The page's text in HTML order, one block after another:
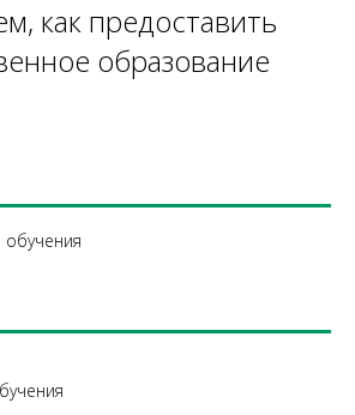
как предоставить
образование